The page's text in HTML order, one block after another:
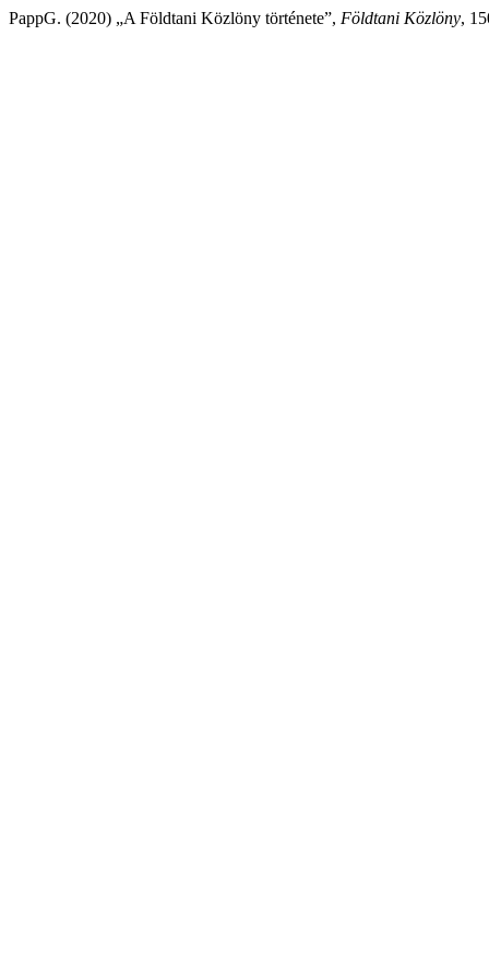
PappG. (2020) „A Földtani Közlöny története”, Földtani Közlöny,